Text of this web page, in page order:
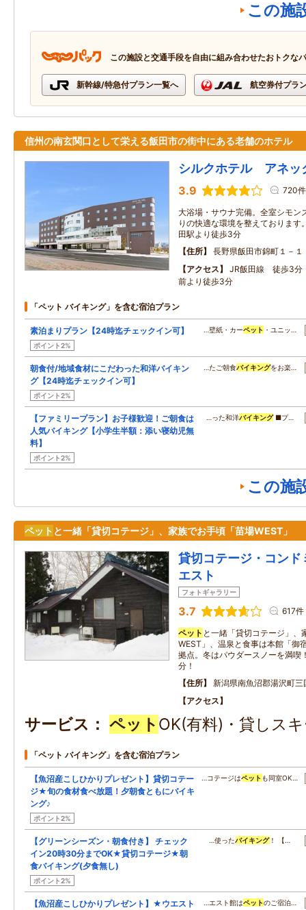
この施
この施設と交通手段を自由に組み合わせたおトクな
新幹線/特急付プラン一覧へ 航空券付プラ
信州の南玄関口として栄える飯田市の街中にある老舗のホテル
シルクホテル アネッ
3.9 720件
大浴場・サウナ完備。全室シモン
りの快適な環境を整えております
田駅より徒歩3分
住所
長野県飯田市錦町１－１
アクセス
JR飯田線 徒歩3分
前より徒歩3分
「ペット バイキング」を含む宿泊プラン
素泊まりプラン【24時迄チェックイン可】
ポイント2%
…壁紙・カーペット ・ユニッ…
朝食付/地域食材にこだわった和洋バイキン
グ【24時迄チェックイン可】
ポイント2%
…たご朝食バイキングをお楽…
【ファミリープラン】お子様歓迎！ご朝食は
人気バイキング【小学生半額：添い寝幼児無
料】
ポイント2%
…った和洋バイキング■プ…
この施
ペット と一緒「貸切コテージ」、家族でお手頃「苗場WEST」
貸切コテージ・コン
エスト
フォトギャラリー
3.7 617件
ペット と一緒「貸切コテージ」、
WEST」、温泉と食事は本館「御
拠点。冬はパウダースノーを満喫
分！
住所
新潟県南魚沼郡湯沢町
アクセス
サービス ペット OK(有料)・貸しス
「ペット バイキング」を含む宿泊プラン
【魚沼産こしひかりプレゼント】貸切コテー
ジ★旬の食材食べ放題！夕朝食ともにバイキ
ング♪
ポイント2%
…コテージはペット も同室OK…
【グリーンシーズン・朝食付き】 チェック
イン20時30分までOK★貸切コテージ★朝
食バイキング(夕食無し)
ポイント2%
…使ったバイキング！ 【…
【魚沼産こしひかりプレゼント】★ウエスト
…エスト館はペットのご宿泊…